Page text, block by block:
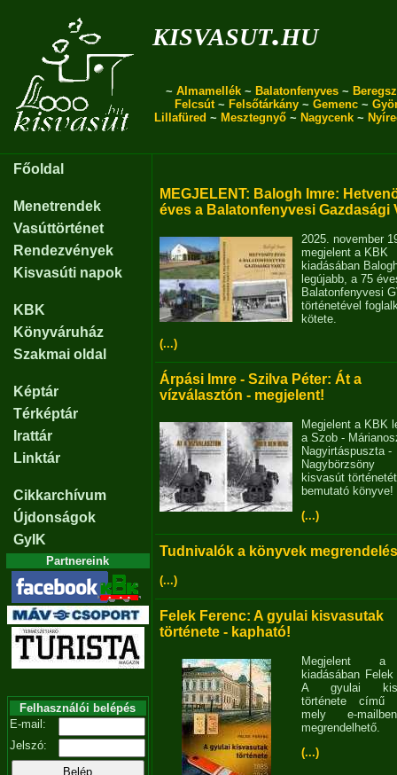
kisvasut.hu
~ Almamellék ~ Balatonfenyves ~
Felcsút~ Felsőtárkány ~ Gemenc ~
Lillafüred ~ Mesztegnyő ~ Nagycenk ~
Főoldal
Menetrendek
Vasúttörténet
Rendezvények
Kisvasúti napok
KBK
Könyváruház
Szakmai oldal
Képtár
Térképtár
Irattár
Linktár
Cikkarchívum
Újdonságok
GyIK
Partnereink
Felhasználói belépés
E-mail:
Jelszó:
MEGJELENT: Balogh Imre:
éves a Balatonfenyvesi Gazdasági
2025. november
megjelent a KBK
kiadásában
legújabb, a 75
Balatonfenyvesi
történetével
kötete.
(...)
Árpási Imre - Szilva Péter: Át a
vízválasztón - megjelent!
Megjelent a KBK
a Szob -
Nagyirtáspuszta -
Nagybörzsöny
kisvasút történetét
bemutató könyve!
(...)
Tudnivalók a könyvek
(...)
Felek Ferenc: A gyulai kisvasutak
története - kapható!
Megjelent
kiadásában
A gyulai
története című
mely e-
megrendelhető.
(...)